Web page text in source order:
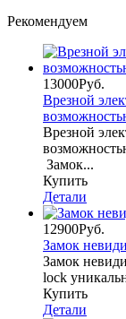
Рекомендуем
13000Руб.
Врезной
Врезной
Замок...
Купить
Детали
12900Руб.
Замок
Замок
lock
Купить
Детали